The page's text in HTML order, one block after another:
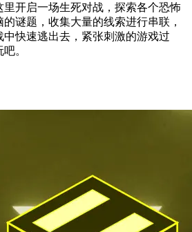
里开启一场生死对战，探索各个恐怖
谜题，收集大量的线索进行串联，
中快速逃出去，紧张刺激的游戏过
。